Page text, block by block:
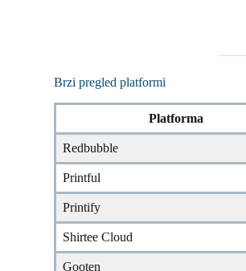
Brzi pregled platformi
Platforma
Redbubble
Printful
Printify
Shirtee Cloud
Gooten